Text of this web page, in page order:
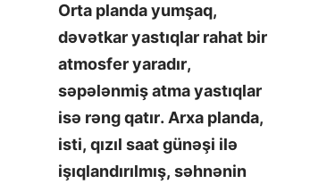
Orta planda yumşaq,
dəvətkar yastıqlar rahat bir
atmosfer yaradır,
səpələnmiş atma yastıqlar
isə rəng qatır. Arxa planda,
isti, qızıl saat günəşi ilə
işıqlandırılmış, səhnənin